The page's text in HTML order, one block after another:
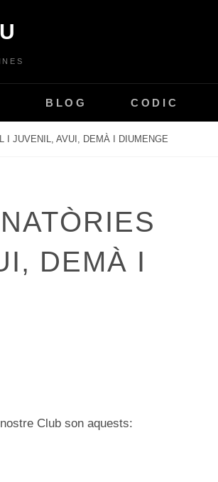
BLOG CODIC
I JUVENIL, AVUI, DEMÀ I DIUMENGE
DEMÀ I
Club son aquests: